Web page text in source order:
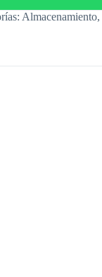
Almacenamiento,